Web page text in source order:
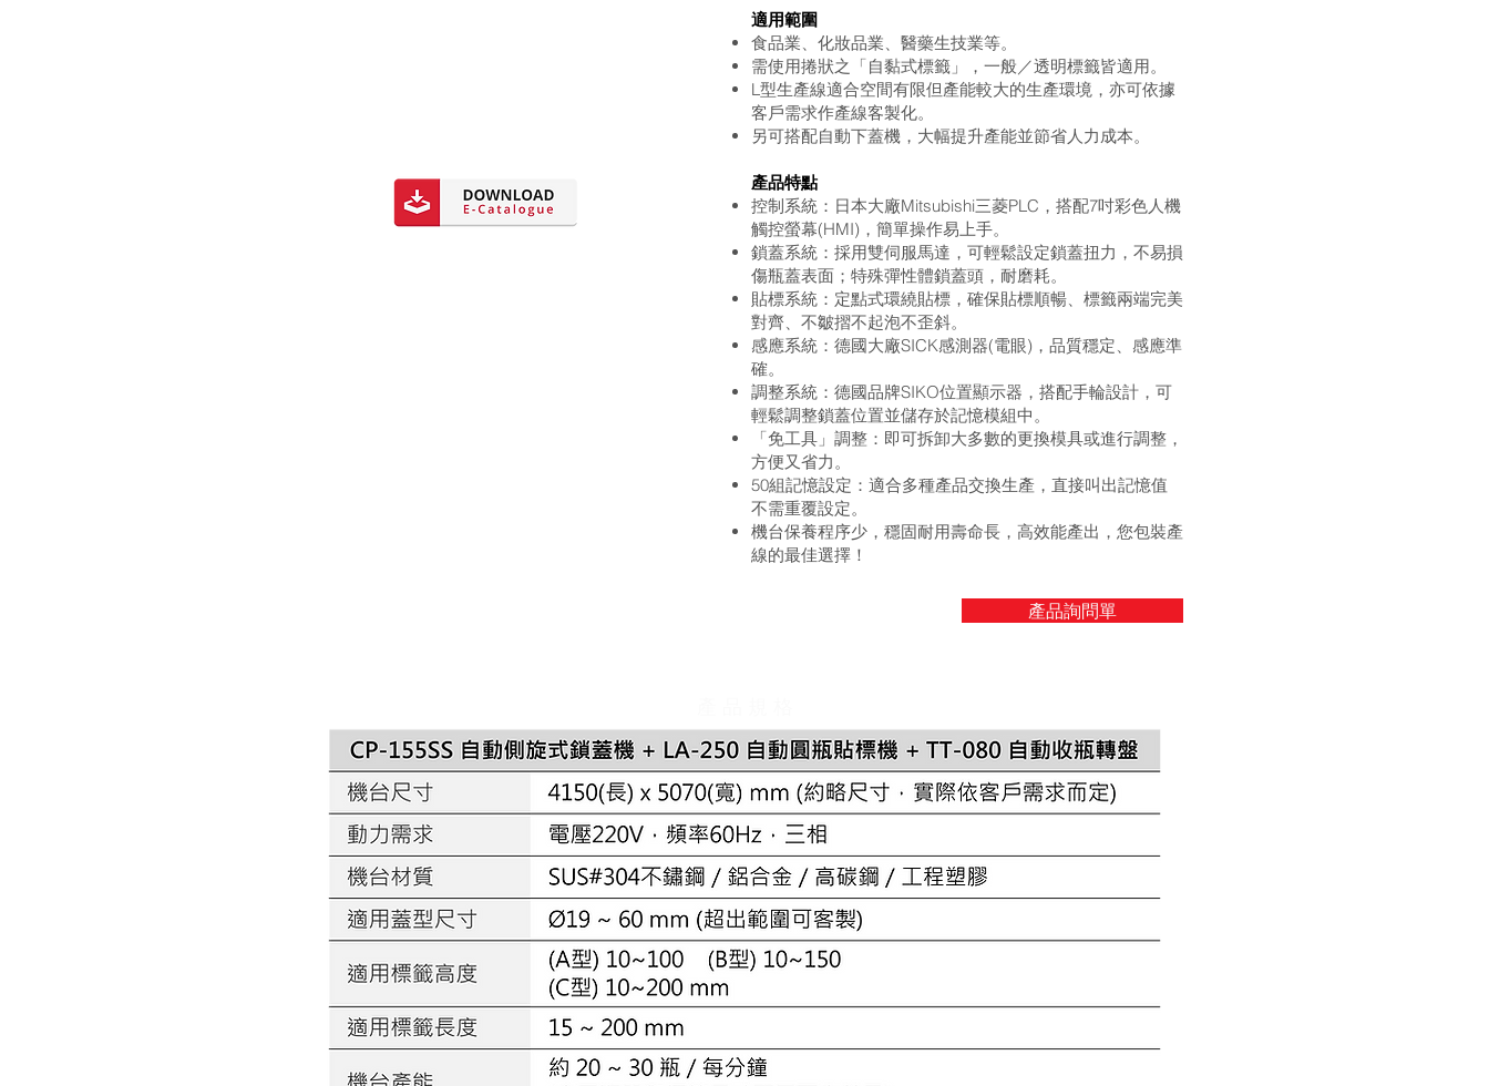
適用範圍
食品業、化妝品業、醫藥生技業等。
需使用捲狀之「自黏式標籤」，一般／透明標籤皆適用。
L型生產線適合空間有限但產能較大的生產環境，亦可依據
客戶需求作產線客製化。
另可搭配自動下蓋機，大幅提升產能並節省人力成本。
產品特點
控制系統：日本大廠Mitsubishi三菱PLC，搭配7吋彩色人機
觸控螢幕(HMI)，簡單操作易上手。
鎖蓋系統：採用雙伺服馬達，可輕鬆設定鎖蓋扭力，不易損
傷瓶蓋表面；特殊彈性體鎖蓋頭，耐磨耗。
貼標系統：定點式環繞貼標，確保貼標順暢、標籤兩端完美
對齊、不皺摺不起泡不歪斜。
感應系統：德國大廠SICK感測器(電眼)，品質穩定、感應準
確。
調整系統：德國品牌SIKO位置顯示器，搭配手輪設計，可
輕鬆調整鎖蓋位置並儲存於記憶模組中。
「免工具」調整：即可拆卸大多數的更換模具或進行調整，
方便又省力。
50組記憶設定：適合多種產品交換生產，直接叫出記憶值
不需重覆設定。
機台保養程序少，穩固耐用壽命長，高效能產出，您包裝產
線的最佳選擇！
產品詢問單